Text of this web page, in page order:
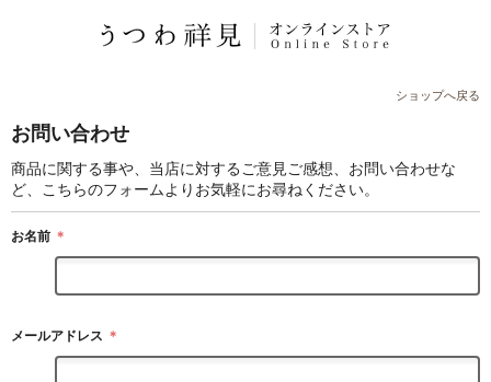
ショップへ戻る
お問い合わせ
商品に関する事や、当店に対するご意見ご感想、お問い合わせな
ど、こちらのフォームよりお気軽にお尋ねください。
お名前 ＊
メールアドレス ＊